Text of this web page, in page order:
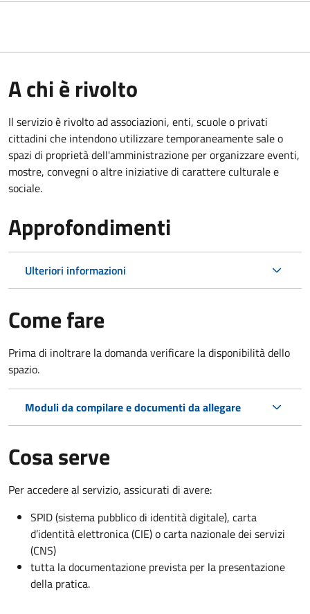
A chi è rivolto
Il servizio è rivolto ad associazioni, enti, scuole o privati
cittadini che intendono utilizzare temporaneamente sale o
spazi di proprietà dell'amministrazione per organizzare eventi,
mostre, convegni o altre iniziative di carattere culturale e
sociale.
Approfondimenti
Ulteriori informazioni
Come fare
Prima di inoltrare la domanda verificare la disponibilità dello
spazio.
Moduli da compilare e documenti da allegare
Cosa serve
Per accedere al servizio, assicurati di avere:
SPID (sistema pubblico di identità digitale), carta
d’identità elettronica (CIE) o carta nazionale dei servizi
(CNS)
tutta la documentazione prevista per la presentazione
della pratica.